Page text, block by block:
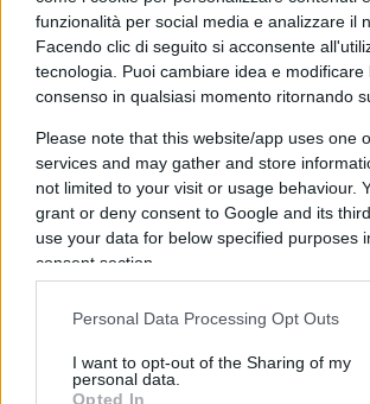
funzionalità per social media e analizzare il
Facendo clic di seguito si acconsente
tecnologia. Puoi cambiare idea e modificare
consenso in qualsiasi momento ritornando
Please note that this website/app uses one
services and may gather and store
not limited to your visit or usage behaviour.
grant or deny consent to Google and its
use your data for below specified purposes
consent section.
Personal Data Processing Opt Outs
I want to opt-out of the Sharing of my
personal data.
Opted In
tradisce la sua natura. Ecco perché
mai bisogna dire no all’esercito
E adesso?
“Gli avevo detto di non andare”.
sul disastro Zelensky-Trump
Per quanto riguarda il nostro paese
del ritorno di Salvini
. Lui non ha